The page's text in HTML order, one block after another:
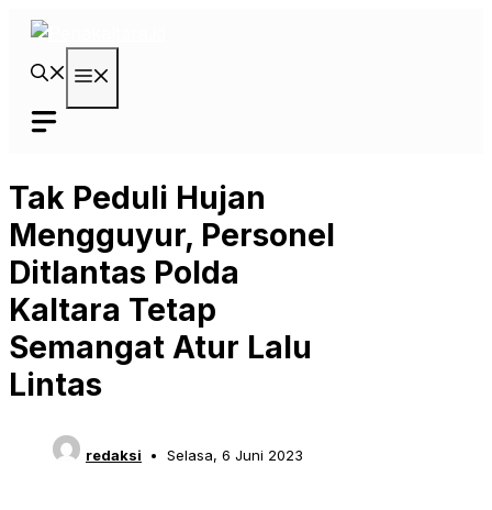
Langsung
Tak Peduli Hujan
Mengguyur, Personel
Ditlantas Polda
Kaltara Tetap
Semangat Atur Lalu
Lintas
redaksi Selasa, 6 Juni 2023